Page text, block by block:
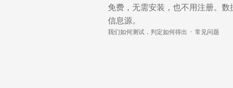
免费，无需安装，也不用注册。
信息源。
我们如何测试，判定如何得出 · 常见问题